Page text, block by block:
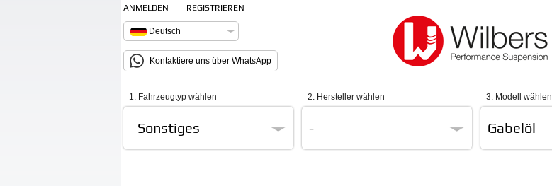
ANMELDEN REGISTRIEREN
Deutsch
Kontaktiere uns über WhatsApp
1. Fahrzeugtyp wählen
Sonstiges
2. Hersteller wählen
-
3. Modell wählen
Gabelöl